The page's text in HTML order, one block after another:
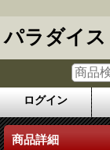
パラダイ
ログイン
商品詳細